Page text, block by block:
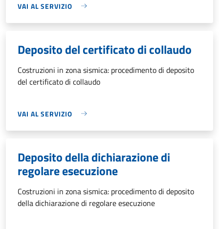
VAI AL SERVIZIO
Deposito del certificato di collaudo
Costruzioni in zona sismica: procedimento di deposito
del certificato di collaudo
VAI AL SERVIZIO
Deposito della dichiarazione di
regolare esecuzione
Costruzioni in zona sismica: procedimento di deposito
della dichiarazione di regolare esecuzione